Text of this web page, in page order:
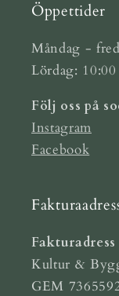
Öppettider
Måndag -
Lördag:
Följ oss på
Instagram
Facebook
Kultur &
GEM